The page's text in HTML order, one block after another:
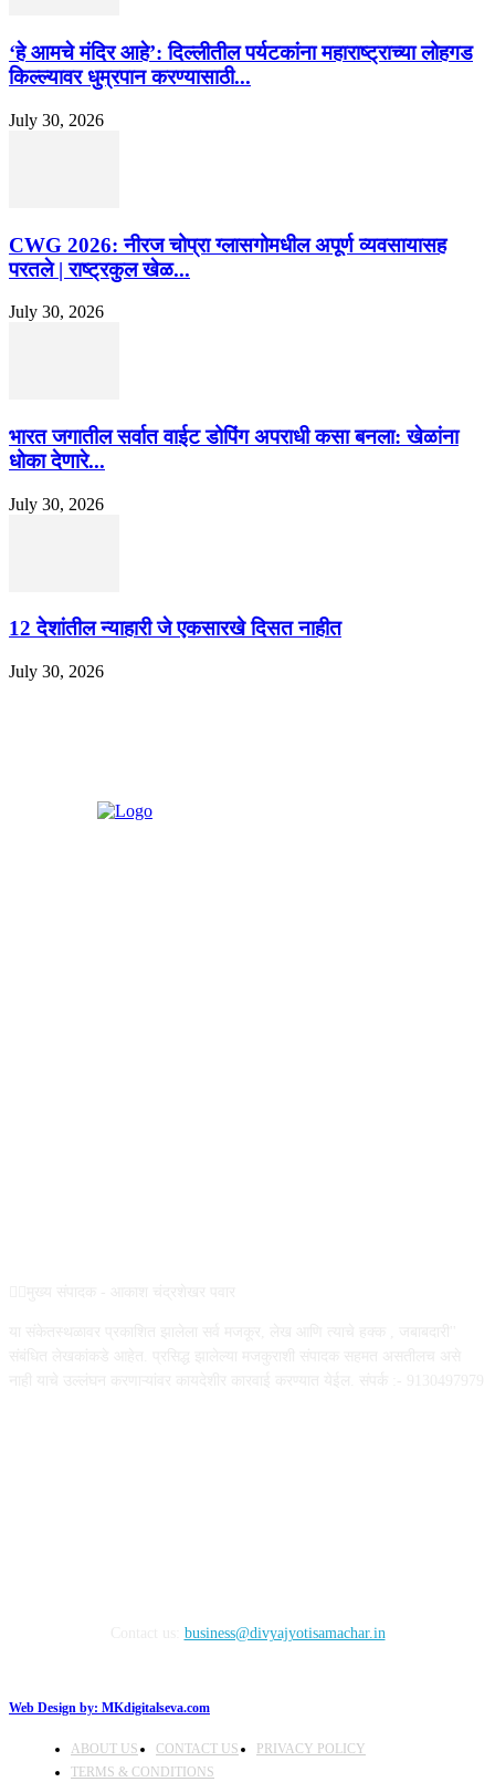
‘हे आमचे मंदिर आहे’: दिल्लीतील पर्यटकांना महाराष्ट्राच्या लोहगड
किल्ल्यावर धुम्रपान करण्यासाठी...
July 30, 2026
CWG 2026: नीरज चोप्रा ग्लासगोमधील अपूर्ण व्यवसायासह
परतले | राष्ट्रकुल खेळ...
July 30, 2026
भारत जगातील सर्वात वाईट डोपिंग अपराधी कसा बनला: खेळांना
धोका देणारे...
July 30, 2026
12 देशांतील न्याहारी जे एकसारखे दिसत नाहीत
July 30, 2026
business@divyajyotisamachar.in
Web Design by: MKdigitalseva.com
ABOUT US CONTACT US
PRIVACY POLICY
TERMS & CONDITIONS